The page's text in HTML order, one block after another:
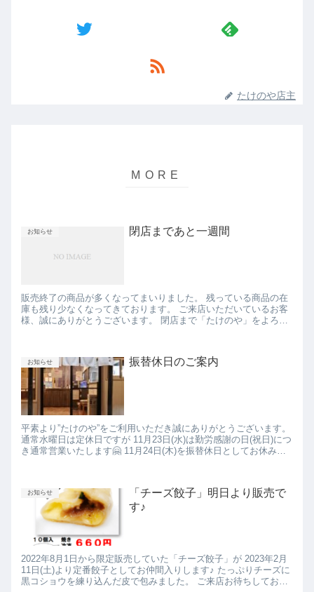
たけのや店主
お知らせ 閉店まであと一週間
販売終了の商品が多くなってまいりました。 残っている商品の在
庫も残り少なくなってきております。 ご来店いただいているお客
様、誠にありがとうございます。 閉店まで「たけのや」をよろし
お知らせ 振替休日のご案内
平素より”たけのや”をご利用いただき誠にありがとうございます。
通常水曜日は定休日ですが 11月23日(水)は勤労感謝の日(祝日)につ
き通常営業いたします🤗 11月24日(木)を振替休日としてお休みさ
お知らせ
「チーズ餃子」明日より販売で
す♪
2022年8月1日から限定販売していた「チーズ餃子」が 2023年2月
11日(土)より定番餃子としてお仲間入りします♪ たっぷりチーズに
黒コショウを練り込んだ皮で包みました。 ご来店お待ちしており